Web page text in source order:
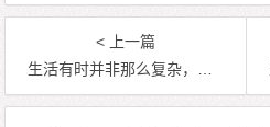
< 上一篇
生活有时并非那么复杂，只是因为我们想多了